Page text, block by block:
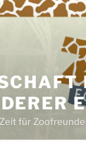
für Zoofreunde!